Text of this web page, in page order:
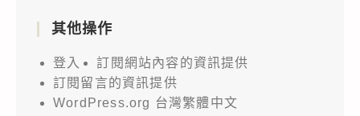
其他操作
登入
訂閱網站內容的資訊提供
訂閱留言的資訊提供
WordPress.org 台灣繁體中文